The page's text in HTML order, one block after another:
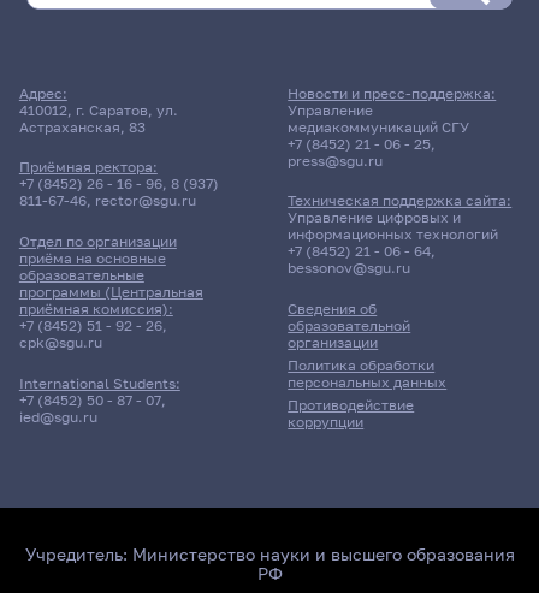
Адрес:
410012, г. Саратов, ул.
Астраханская, 83
Приёмная ректора:
+7 (8452) 26 - 16 - 96, 8 (937)
811-67-46, rector@sgu.ru
Отдел по организации
приёма на основные
образовательные
программы (Центральная
приёмная комиссия):
+7 (8452) 51 - 92 - 26,
cpk@sgu.ru
International Students:
+7 (8452) 50 - 87 - 07,
ied@sgu.ru
Сведения об
образовательной
организации
Политика обработки
персональных данных
Противодействие
коррупции
Новости и пресс-поддержка:
Управление
медиакоммуникаций СГУ
+7 (8452) 21 - 06 - 25,
press@sgu.ru
Техническая поддержка сайта:
Управление цифровых и
информационных технологий
+7 (8452) 21 - 06 - 64,
bessonov@sgu.ru
Учредитель: Министерство науки и высшего образования
РФ